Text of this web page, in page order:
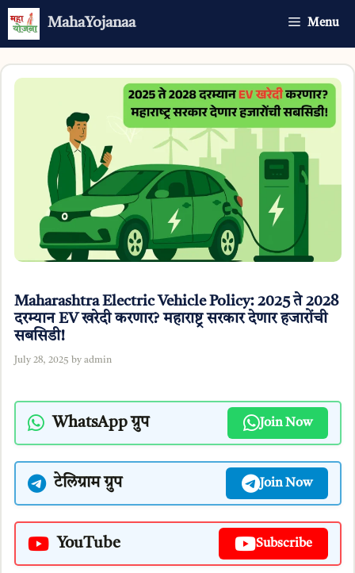
Skip
MahaYojanaa Menu
Maharashtra Electric Vehicle Policy: 2025 ते 2028
दरम्यान EV खरेदी करणार? महाराष्ट्र सरकार देणार हजारोंची
सबसिडी!
July 28, 2025 by admin
WhatsApp ग्रुप Join Now
टेलिग्राम ग्रुप Join Now
YouTube Subscribe